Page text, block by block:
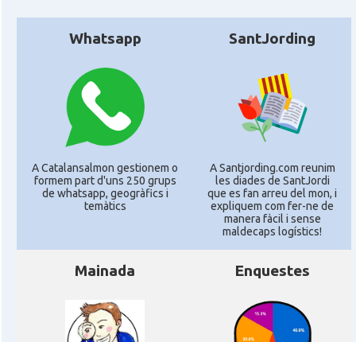
Whatsapp
A Catalansalmon gestionem o
formem part d'uns 250 grups
de whatsapp, geogràfics i
temàtics
SantJording
A Santjording.com reunim
les diades de SantJordi
que es fan arreu del mon, i
expliquem com fer-ne de
manera fàcil i sense
maldecaps logí­stics!
Mainada Enquestes